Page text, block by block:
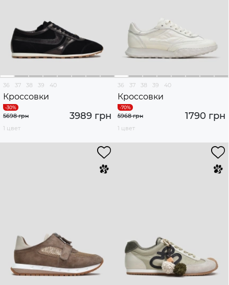
36 37 38 39 40
Кроссовки
3989 грн
5698 грн
1 цвет
36 37 38 39 40
Кроссовки
1790 грн
5968 грн
1 цвет